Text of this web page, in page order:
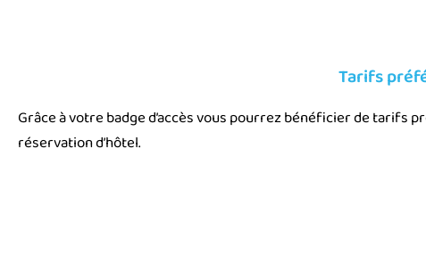
Tarifs
Grâce à votre badge d’accès vous pourrez bénéficier de tarifs
réservation d’hôtel.